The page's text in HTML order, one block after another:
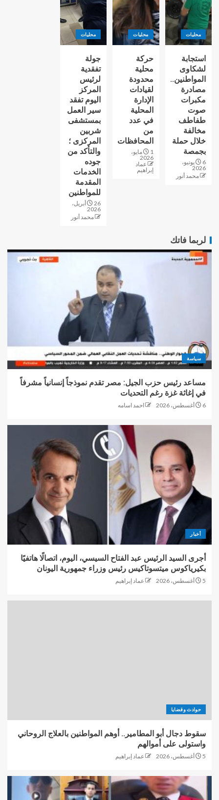
محليات
استجابة
لشكاوى
المواطنين..
مصادرة
مكبرات
صوت
طفاطف
مخالفة
خلال حملة
بجمصة
6 يونيو،
2026
محمد أنور
محليات
حركة
محلية
محدودة
لقيادات
الإدارة
المحلية
في عدد
من
المحافظات
1 مايو،
2026
عماد
إبراهيم
محليات
جولة
تفقدية
لرئيس
المركز
اليوم تفقد
سير العمل
بمستشفى
شربين
المركزى ؛
والتأكد من
جوده
الخدمات
المقدمة
للمواطنين
26 أبريل،
2026
محمد أنور
لربما فاتك
سياسة
مساعد رئيس حزب الجيل: مصر تقدم نموذجاً إنسانياً مشرفاً
في إغاثة غزة رغم التحديات
6 أغسطس، 2026 احمد اسامه
أخبار
أجرى السيد الرئيس عبد الفتاح السيسي، اليوم، اتصالًا هاتفيًا
بكيرياكوس ميتسوتاكيس رئيس وزراء جمهورية اليونان
5 أغسطس، 2026 عماد إبراهيم
حوادث وقضايا
سقوط دجال أبو المطامير.. أوهم المواطنين بالعلاج الروحاني
واستولى على أموالهم
5 أغسطس، 2026 عماد إبراهيم